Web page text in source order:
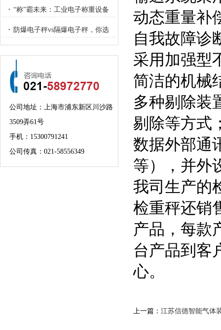
· “称”霸未来：工业电子称重设备
的“智”与“重”
· 防爆电子秤vs隔爆电子秤，你选
对了吗？
公司地址：上海市浦东新区川沙路
3509弄61号
手机： 15300791241
公司传真：021-58556349
动态重量补
自我故障诊
采用加强型
简洁的机械
多种剔除装
剔除等方式
数据外部通
等），并外
我司生产的
检重秤还销
产品，每款
台产品到客
心。
上一篇： 江苏信德智能气体